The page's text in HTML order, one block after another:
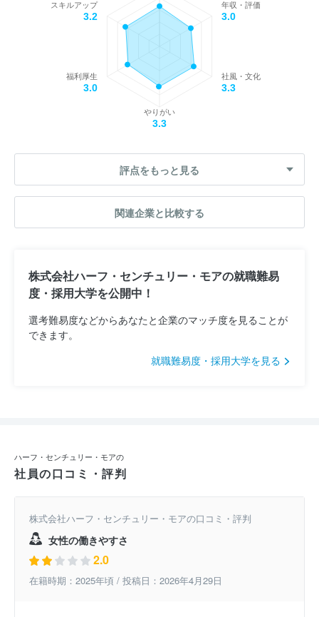
年収・評価
3.0
社風・文化
3.3
やりがい
3.3
福利厚生
3.0
スキルアップ
3.2
評点をもっと見る
関連企業と比較する
株式会社ハーフ・センチュリー・モアの就職難易
度・採用大学を公開中！
選考難易度などからあなたと企業のマッチ度を見ることが
できます。
就職難易度・採用大学を見る
ハーフ・センチュリー・モアの
社員の口コミ・評判
株式会社ハーフ・センチュリー・モアの口コミ・評判
女性の働きやすさ
2.0
在籍時期：2025年頃 / 投稿日：2026年4月29日